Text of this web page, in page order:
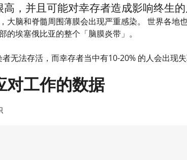
，并且可能对幸存者造成影响终生
大脑和脊髓周围薄膜会出现严重感染。 世界各地
的埃塞俄比亚的整个「脑膜炎带」。
无法存活，而幸存者当中有10-20% 的人会出现
对工作的数据